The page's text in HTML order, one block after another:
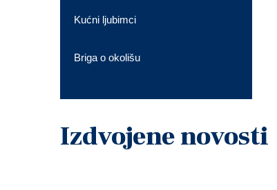
Kućni ljubimci
Briga o okolišu
Izdvojene novosti